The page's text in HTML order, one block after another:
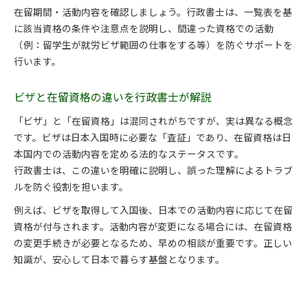
在留期間・活動内容を確認しましょう。行政書士は、一覧表を基
に該当資格の条件や注意点を説明し、間違った資格での活動
（例：留学生が就労ビザ範囲の仕事をする等）を防ぐサポートを
行います。
ビザと在留資格の違いを行政書士が解説
「ビザ」と「在留資格」は混同されがちですが、実は異なる概念
です。ビザは日本入国時に必要な「査証」であり、在留資格は日
本国内での活動内容を定める法的なステータスです。
行政書士は、この違いを明確に説明し、誤った理解によるトラブ
ルを防ぐ役割を担います。
例えば、ビザを取得して入国後、日本での活動内容に応じて在留
資格が付与されます。活動内容が変更になる場合には、在留資格
の変更手続きが必要となるため、早めの相談が重要です。正しい
知識が、安心して日本で暮らす基盤となります。